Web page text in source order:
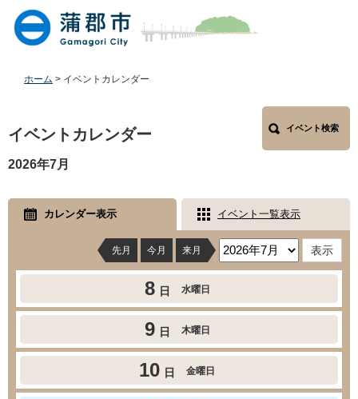
本
ホーム > イベントカレンダー
文
イベントカレンダー イベント検索
2026年7月
カレンダー表示 イベント一覧表示
先月 今月 来月
8 日 水曜日
9 日 木曜日
10 日 金曜日